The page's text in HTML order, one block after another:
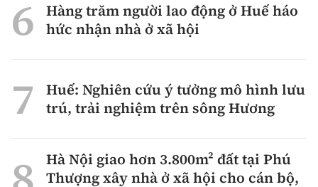
Hàng trăm người lao động ở Huế háo
hức nhận nhà ở xã hội
Huế: Nghiên cứu ý tưởng mô hình lưu
trú, trải nghiệm trên sông Hương
Hà Nội giao hơn 3.800m² đất tại Phú
Thượng xây nhà ở xã hội cho cán bộ,